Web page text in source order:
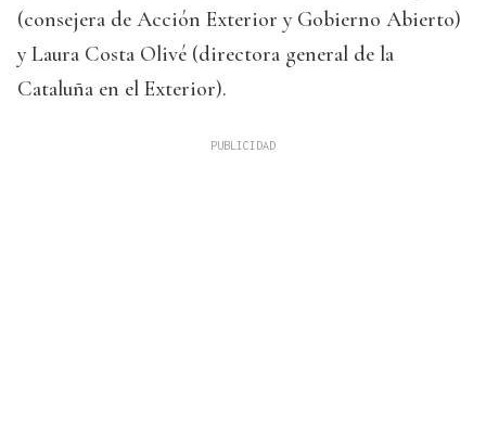
(consejera de Acción Exterior y Gobierno Abierto)
y Laura Costa Olivé (directora general de la
Cataluña en el Exterior).